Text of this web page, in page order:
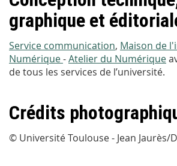
graphique et
Service communication, Maison de
Numérique-Atelier du Numérique
de tous les services de l’université.
Crédits
© Université Toulouse - Jean Jaurès/